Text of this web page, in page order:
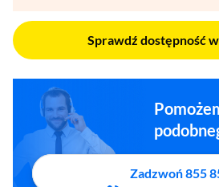
Sprawdź dostępność
Zadzwoń 855